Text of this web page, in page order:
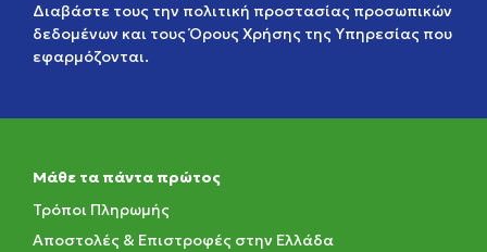
Διαβάστε τους την πολιτική προστασίας προσωπικών
δεδομένων και τουςΌρους Χρήσης της Υπηρεσίας που
εφαρμόζονται.
Μάθε τα πάντα πρώτος
Τρόποι Πληρωμής
Αποστολές & Επιστροφές στην Ελλάδα